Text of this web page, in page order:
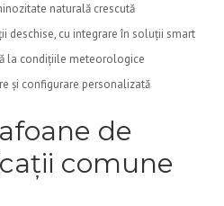
naturală crescută
deschise, cu integrare în soluții smart
la condițiile meteorologice
și configurare personalizată
de
comune